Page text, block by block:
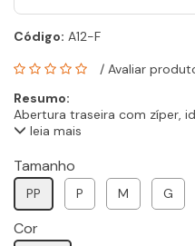
Código: A12-F
/ Avaliar
Resumo:
Abertura traseira com zíper,
leia mais
Tamanho
PP P M G
Cor